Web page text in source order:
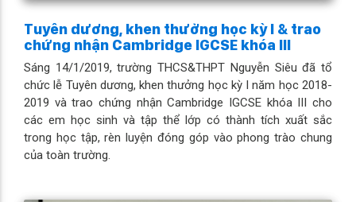
Tuyên dương, khen thưởng học kỳ I & trao
chứng nhận Cambridge IGCSE khóa III
Sáng 14/1/2019, trường THCS&THPT Nguyễn Siêu đã tổ
chức lễ Tuyên dương, khen thưởng học kỳ I năm học 2018-
2019 và trao chứng nhận Cambridge IGCSE khóa III cho
các em học sinh và tập thể lớp có thành tích xuất sắc
trong học tập, rèn luyện đóng góp vào phong trào chung
của toàn trường.